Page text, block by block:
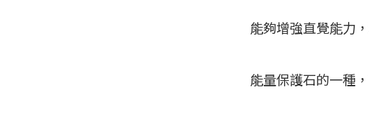
能夠增強直覺能力
能量保護石的一種